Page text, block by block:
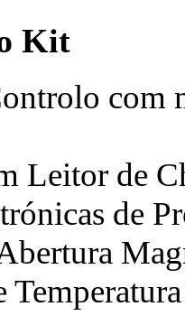
Kit
com
Leitor de
de